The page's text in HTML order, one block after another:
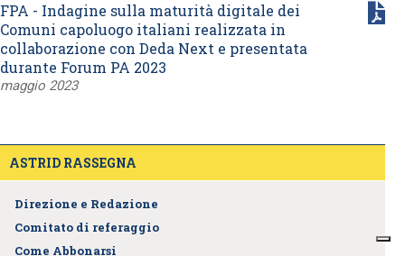
FPA - Indagine sulla maturità digitale dei
Comuni capoluogo italiani realizzata in
collaborazione con Deda Next e presentata
durante Forum PA 2023
maggio 2023
ASTRID RASSEGNA
Direzione e Redazione
Comitato di referaggio
Come Abbonarsi